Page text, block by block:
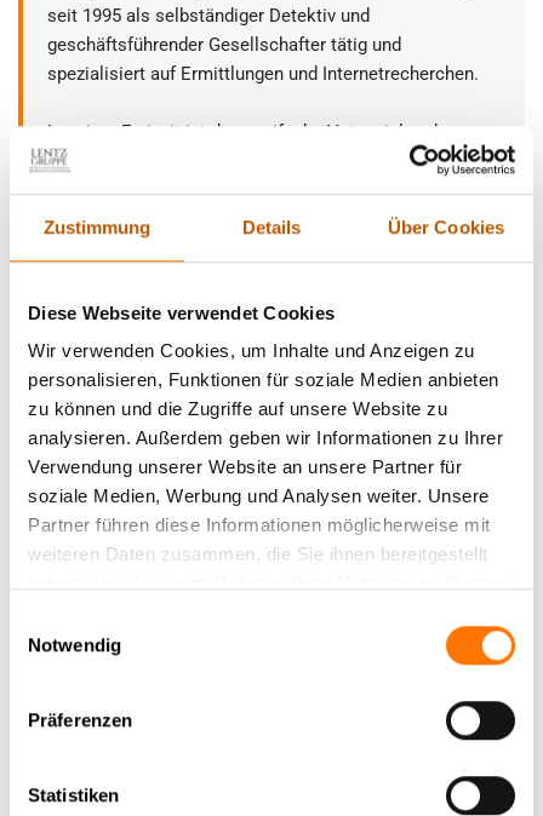
Zustimmung Details Über Cookies
Diese Webseite verwendet Cookies
Wir verwenden Cookies, um Inhalte und Anzeigen zu
personalisieren, Funktionen für soziale Medien anbieten
zu können und die Zugriffe auf unsere Website zu
analysieren. Außerdem geben wir Informationen zu Ihrer
Verwendung unserer Website an unsere Partner für
soziale Medien, Werbung und Analysen weiter. Unsere
Partner führen diese Informationen möglicherweise mit
weiteren Daten zusammen, die Sie ihnen bereitgestellt
Notwendig
Präferenzen
Statistiken
seit 1995 als selbständiger Detektiv und
geschäftsführender Gesellschafter tätig und
spezialisiert auf Ermittlungen und Internetrecherchen.
In seiner Freizeit ist der zweifache Vater viel und gern
mit dem Motorrad unterwegs und Inhaber einer PPL(A)-
Privatpilotenlizenz.
Nehmen SieKontakt
Zurück zur Newsübersicht
Aktuelle News
News Archiv